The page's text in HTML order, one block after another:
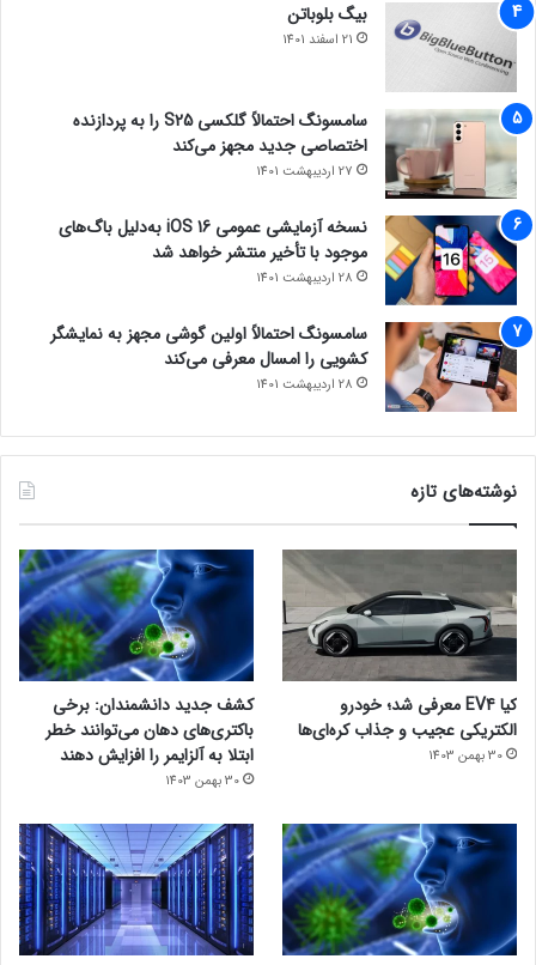
بیگ بلوباتن
21 اسفند 1401
سامسونگ احتمالاً گلکسی S25 را به پردازنده
اختصاصی جدید مجهز می‌کند
27 اردیبهشت 1401
نسخه آزمایشی عمومی iOS 16 به‌دلیل باگ‌های
موجود با تأخیر منتشر خواهد شد
28 اردیبهشت 1401
سامسونگ احتمالاً اولین گوشی مجهز به نمایشگر
کشویی را امسال معرفی می‌کند
28 اردیبهشت 1401
نوشته‌های تازه
کیا EV4 معرفی شد؛ خودرو
الکتریکی عجیب و جذاب کره‌ای‌ها
30 بهمن 1403
کشف جدید دانشمندان: برخی
باکتری‌های دهان می‌توانند خطر
ابتلا به آلزایمر را افزایش دهند
30 بهمن 1403